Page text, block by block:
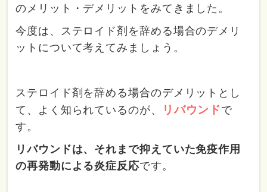
のメリット・デメリットをみてきました。
今度は、ステロイド剤を辞める場合のデメリ
ットについて考えてみましょう。
ステロイド剤を辞める場合のデメリットとし
て、よく知られているのが、
リバウンドで
す。
リバウンドは、それまで抑えていた免疫作用
の再発動による炎症反応です。